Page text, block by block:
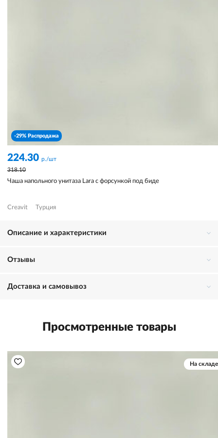
-29% Распродажа
224.30 р./шт
318.10
Чаша напольного унитаза Lara с форсункой под биде
Creavit Турция
Описание и характеристики
Отзывы
Доставка и самовывоз
Просмотренные товары
На складе